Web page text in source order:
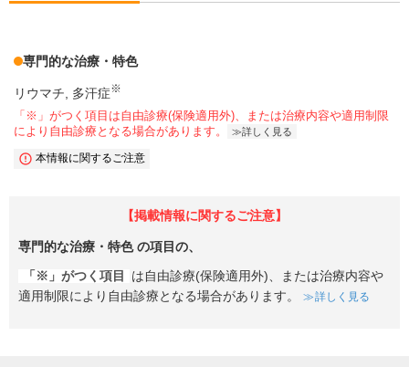
専門的な治療・特色
リウマチ 多汗症※
「※」がつく項目は自由診療(保険適用外)、または治療内容や適用制限
により自由診療となる場合があります。
詳しく見る
本情報に関するご注意
【掲載情報に関するご注意】
専門的な治療・特色の項目の、
「※」がつく項目
は自由診療(保険適用外)、または治療内容や
適用制限により自由診療となる場合があります。
詳しく見る